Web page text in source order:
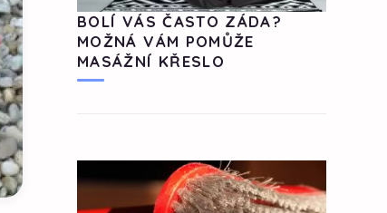
BOLÍ VÁS ČASTO ZÁDA?
MOŽNÁ VÁM POMŮŽE
MASÁŽNÍ KŘESLO